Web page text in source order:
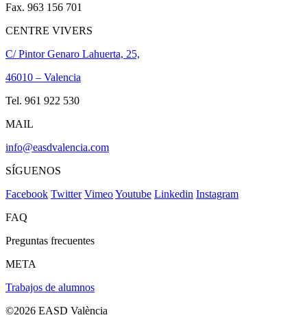
Fax. 963 156 701
CENTRE VIVERS
C/ Pintor Genaro Lahuerta, 25,
46010 – Valencia
Tel. 961 922 530
MAIL
info@easdvalencia.com
SÍGUENOS
Facebook Twitter VimeoYoutube Linkedin Instagram
FAQ
Preguntas frecuentes
META
Trabajos de alumnos
©2026 EASD València